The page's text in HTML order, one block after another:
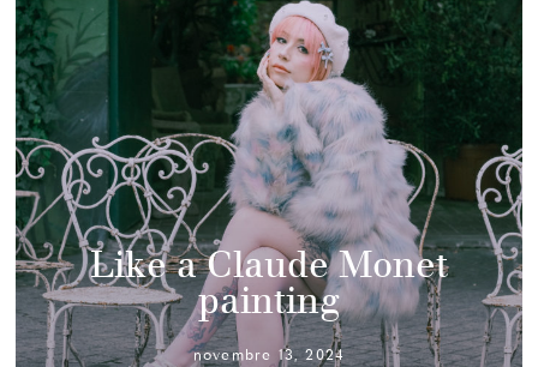
Like a Claude Monet
painting
novembre 13, 2024